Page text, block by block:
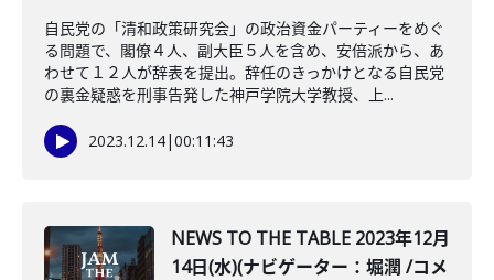
自民党の「清和政策研究会」の政治資金パーティーをめぐ
る問題で、閣僚４人、副大臣５人を含め、安倍派から、あ
わせて１２人が辞表を提出。辞任のきっかけとなる自民党
の裏金疑惑を刑事告発した神戸学院大学教授、上...
2023.12.14|00:11:43
NEWS TO THE TABLE 2023年12月
14日(水)(ナビゲーター：堀潤 /コメ